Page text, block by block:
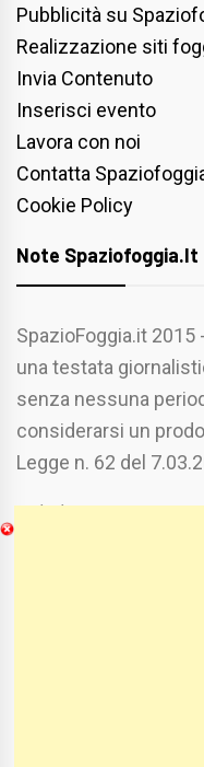
Pubblicità su
Realizzazione siti
Invia Contenuto
Inserisci evento
Lavora con noi
Contatta
Cookie Policy
Note Spaziofoggia.it
SpazioFoggia.it
una testata
senza nessuna
considerarsi un
Legge n. 62 del
Chi Siamo